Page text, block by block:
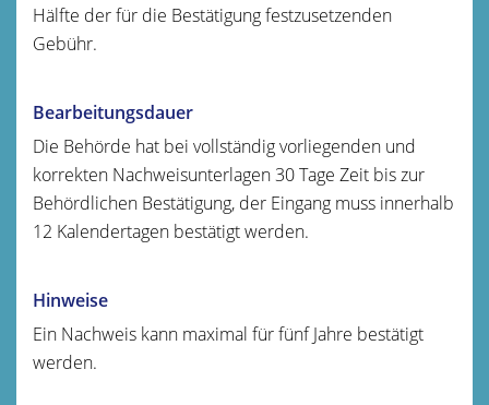
Hälfte der für die Bestätigung festzusetzenden
Gebühr.
Bearbeitungsdauer
Die Behörde hat bei vollständig vorliegenden und
korrekten Nachweisunterlagen 30 Tage Zeit bis zur
Behördlichen Bestätigung, der Eingang muss innerhalb
12 Kalendertagen bestätigt werden.
Hinweise
Ein Nachweis kann maximal für fünf Jahre bestätigt
werden.